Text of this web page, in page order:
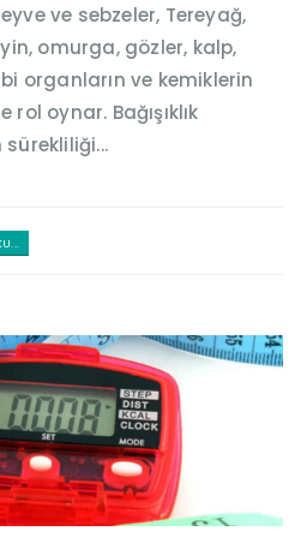
ve sebzeler, Tereyağ,
omurga, gözler, kalp,
organların ve kemiklerin
rol oynar. Bağışıklık